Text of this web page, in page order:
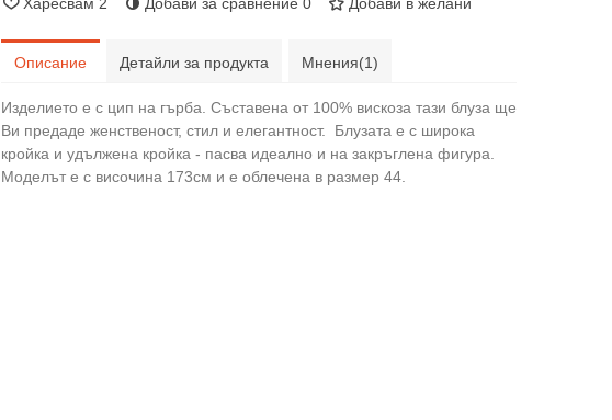
Харесвам 2 Добави за сравнение 0 Добави в желани
Описание Детайли за продукта Мнения(1)
Изделието е с цип на гърба. Съставена от 100% вискоза тази блуза ще
Ви предаде женственост, стил и елегантност. Блузата е с широка
кройка и удължена кройка - пасва идеално и на закръглена фигура.
Моделът е с височина 173см и е облечена в размер 44.